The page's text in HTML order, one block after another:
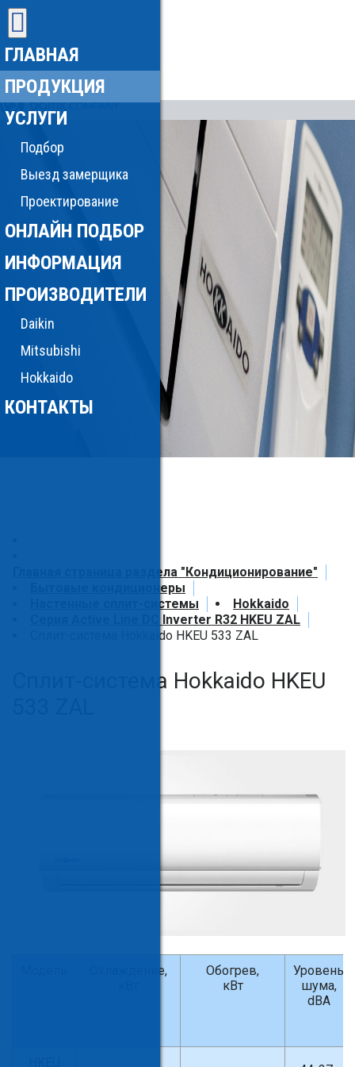
ГЛАВНАЯ
ПРОДУКЦИЯ
УСЛУГИ
Подбор
Выезд замерщика
Проектирование
ОНЛАЙН ПОДБОР
ИНФОРМАЦИЯ
ПРОИЗВОДИТЕЛИ
Daikin
Mitsubishi
Hokkaido
КОНТАКТЫ
Главная страница раздела "Кондиционирование"
Бытовые кондиционеры
Настенные сплит-системы
Hokkaido
Серия Active Line DC Inverter R32 HKEU ZAL
Сплит-система Hokkaido HKEU 533 ZAL
Сплит-система Hokkaido HKEU
Охлаждение,
Обогрев,
кВт
Уровень
шума,
dBA